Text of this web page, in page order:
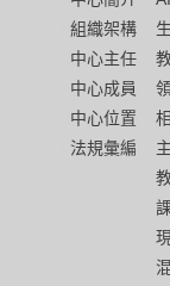
組織架構
中心主任
中心成員
中心位置
法規彙編